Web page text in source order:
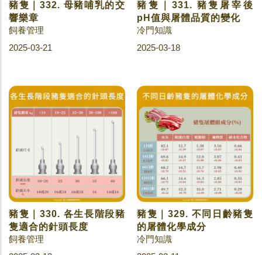
豬隻｜332. 母豬哺乳的交
響樂章
飼養管理
2025-03-21
豬隻｜331. 豬隻屠宰後
pH值與屠體品質的變化
冷門知識
2025-03-18
豬隻｜330. 各生長階段豬
隻適合的針頭長度
飼養管理
豬隻｜329. 不同日齡豬隻
的屠體化學成分
冷門知識